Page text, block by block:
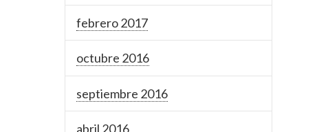
febrero 2017
octubre 2016
septiembre 2016
abril 2016